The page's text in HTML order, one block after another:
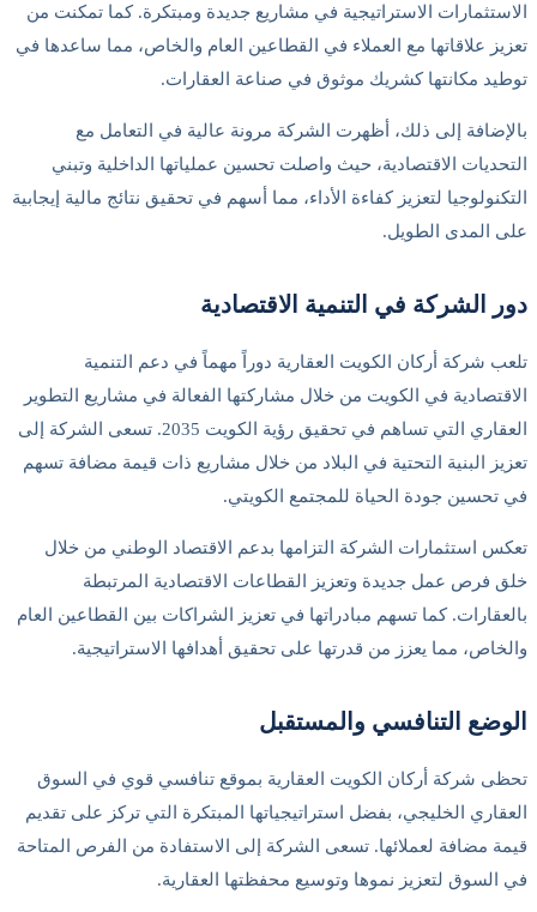
الاستثمارات الاستراتيجية في مشاريع جديدة ومبتكرة. كما تمكنت من
تعزيز علاقاتها مع العملاء في القطاعين العام والخاص، مما ساعدها في
توطيد مكانتها كشريك موثوق في صناعة العقارات.
بالإضافة إلى ذلك، أظهرت الشركة مرونة عالية في التعامل مع
التحديات الاقتصادية، حيث واصلت تحسين عملياتها الداخلية وتبني
التكنولوجيا لتعزيز كفاءة الأداء، مما أسهم في تحقيق نتائج مالية إيجابية
على المدى الطويل.
دور الشركة في التنمية الاقتصادية
تلعب شركة أركان الكويت العقارية دوراً مهماً في دعم التنمية
الاقتصادية في الكويت من خلال مشاركتها الفعالة في مشاريع التطوير
العقاري التي تساهم في تحقيق رؤية الكويت 2035. تسعى الشركة إلى
تعزيز البنية التحتية في البلاد من خلال مشاريع ذات قيمة مضافة تسهم
في تحسين جودة الحياة للمجتمع الكويتي.
تعكس استثمارات الشركة التزامها بدعم الاقتصاد الوطني من خلال
خلق فرص عمل جديدة وتعزيز القطاعات الاقتصادية المرتبطة
بالعقارات. كما تسهم مبادراتها في تعزيز الشراكات بين القطاعين العام
والخاص، مما يعزز من قدرتها على تحقيق أهدافها الاستراتيجية.
الوضع التنافسي والمستقبل
تحظى شركة أركان الكويت العقارية بموقع تنافسي قوي في السوق
العقاري الخليجي، بفضل استراتيجياتها المبتكرة التي تركز على تقديم
قيمة مضافة لعملائها. تسعى الشركة إلى الاستفادة من الفرص المتاحة
في السوق لتعزيز نموها وتوسيع محفظتها العقارية.